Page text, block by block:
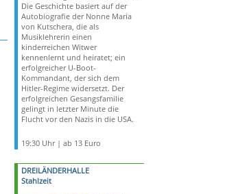
Die Geschichte basiert auf der
Autobiografie der Nonne Maria
von Kutschera, die als
Musiklehrerin einen
kinderreichen Witwer
kennenlernt und heiratet; ein
erfolgreicher U-Boot-
Kommandant, der sich dem
Hitler-Regime widersetzt. Der
erfolgreichen Gesangsfamilie
gelingt in letzter Minute die
Flucht vor den Nazis in die USA.
19:30 Uhr | ab 13 Euro
DREILÄNDERHALLE
Stahlzeit